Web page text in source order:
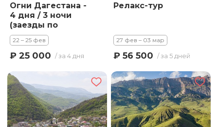
Огни Дагестана -
4 дня / 3 ночи
(заезды по
воскресеньям)
22 – 25 фев
₽ 25 000 / за 4 дня
Релакс-тур
27 фев – 03 мар
₽ 56 500 / за 5 дней